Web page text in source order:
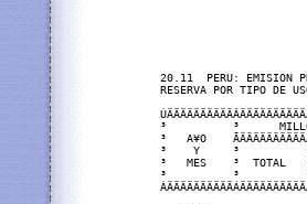
20.11  PERU: EMISION
RESERVA POR TIPO DE
³          ³      MILLONES
³   A¥O
³    Y     ³          ³
³   MES    ³  TOTAL
³          ³          ³